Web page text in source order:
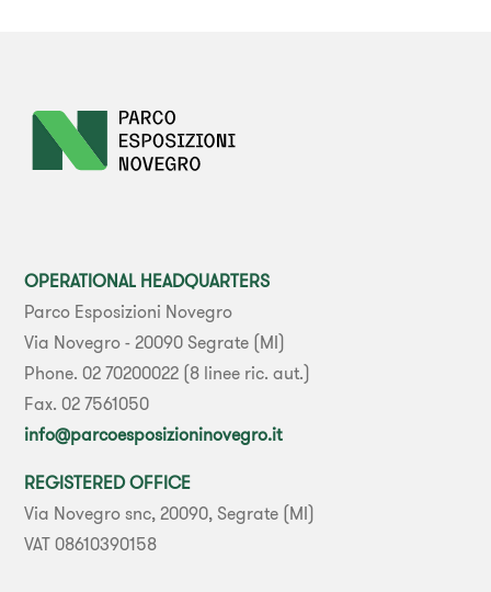
OPERATIONAL HEADQUARTERS
Parco Esposizioni Novegro
Via Novegro - 20090 Segrate (MI)
Phone. 02 70200022 (8 linee ric. aut.)
Fax. 02 7561050
info@parcoesposizioninovegro.it
REGISTERED OFFICE
Via Novegro snc, 20090, Segrate (MI)
VAT 08610390158